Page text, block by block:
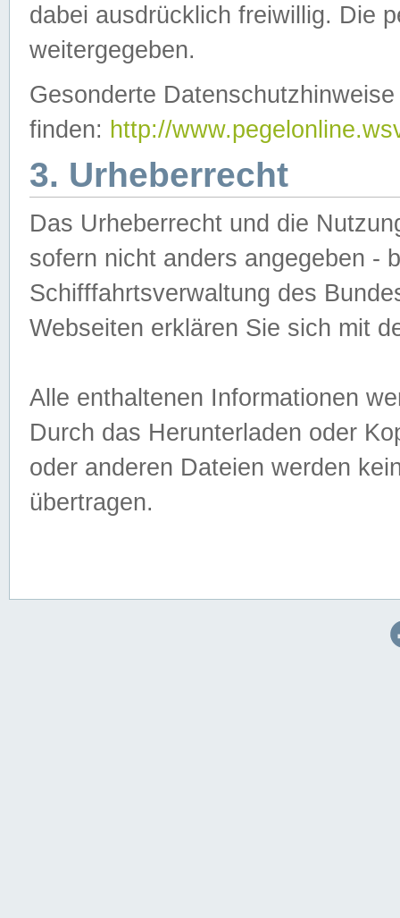
dabei ausdrücklich freiwillig. Die
weitergegeben.
Gesonderte
finden: http://
3. Urheberrecht
Das Urheberrecht und die
sofern nicht anders angegeben -
Schifffahrtsverwaltung des
Webseiten erklären Sie sich mit
Alle enthaltenen Informationen
Durch das Herunterladen oder
oder anderen Dateien werden
übertragen.